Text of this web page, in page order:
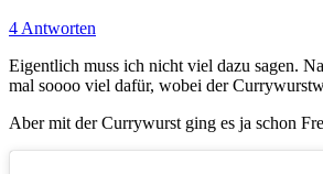
4 Antworten
Eigentlich muss ich nicht viel dazu sagen.
mal soooo viel dafür, wobei der
Aber mit der Currywurst ging es ja schon